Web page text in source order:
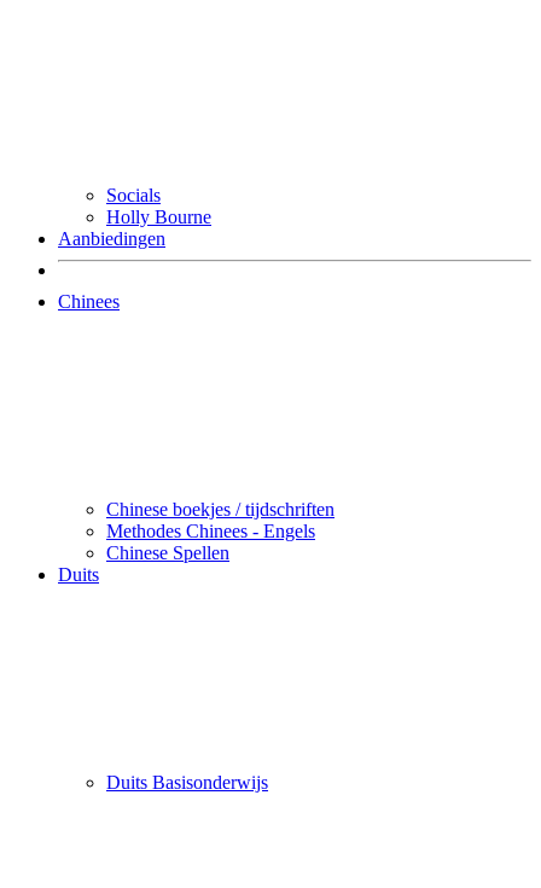
Socials
Holly Bourne
Aanbiedingen
Chinees
Chinese boekjes / tijdschriften
Methodes Chinees - Engels
Chinese Spellen
Duits
Duits Basisonderwijs